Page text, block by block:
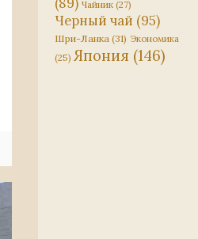
Чайник (27)
Черный чай (95)
Шри-Ланка (31) Экономика
(25) Япония (146)